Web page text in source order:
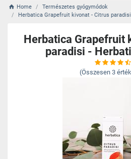
Home
Természetes gyógymódok
Herbatica Grapefruit kivonat - Citrus
Herbatica Grapefruit
paradisi -
(Összesen 3